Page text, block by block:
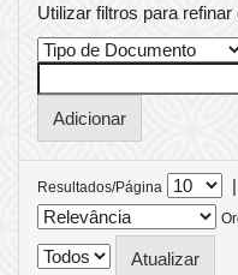
Utilizar filtros para
Resultados/Página |